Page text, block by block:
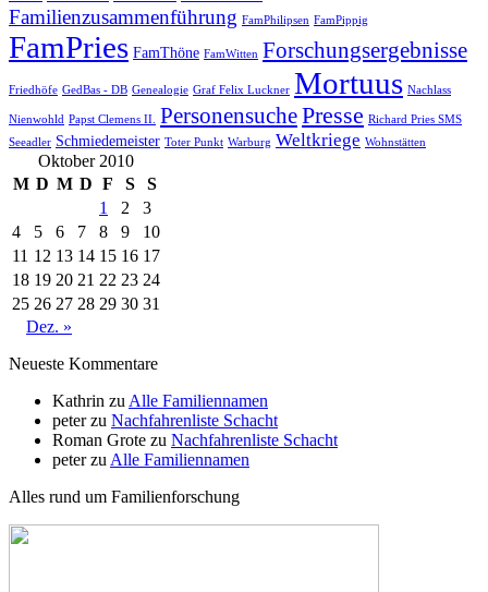
Familienzusammenführung FamPhilipsen FamPippig
FamPries FamThöne FamWitten Forschungsergebnisse
Friedhöfe GedBas - DB Genealogie Graf Felix Luckner Mortuus Nachlass
Nienwohld Papst Clemens II. PersonensuchePresse Richard Pries SMS
Seeadler Schmiedemeister Toter Punkt Warburg Weltkriege Wohnstätten
Oktober 2010
M D M D F S
S
1
2
3
4
5 6 7 8 9
10
11 12 13 14 15 16 17
18 19 20 21 22 23 24
25 26 27 28 29 30 31
Dez. »
Neueste Kommentare
Kathrin zu Alle Familiennamen
peterzu Nachfahrenliste Schacht
Roman Grote zu Nachfahrenliste Schacht
peterzu Alle Familiennamen
Alles rund um Familienforschung